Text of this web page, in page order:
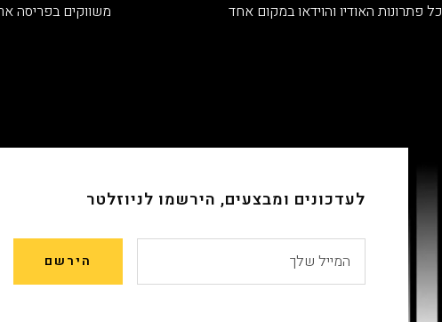
כל פתרונות האודיו והוידאו במקום אחד משווקים בפריסה
לעדכונים ומבצעים, הירשמו לניוזלטר
המייל שלך הירשם